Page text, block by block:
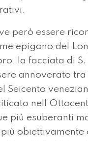
però essere
epigono del
la facciata di
annoverato tra
Seicento
più esuberanti
obiettivamente